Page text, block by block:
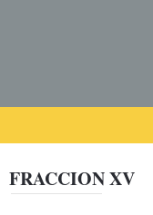
FRACCION XV